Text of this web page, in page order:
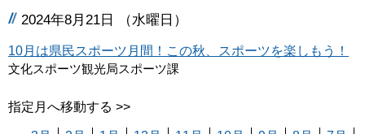
2024年8月21日 （水曜日）
10月は県民スポーツ月間！この秋、スポーツを楽しもう！
文化スポーツ観光局スポーツ課
指定月へ移動する >>